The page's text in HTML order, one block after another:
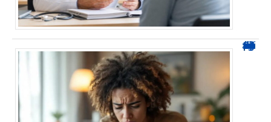
0424 démarchage : reconnaître l’appel et agir sans se tromper